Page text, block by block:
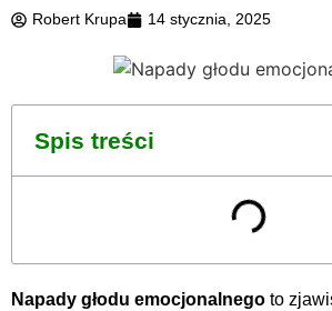
Robert Krupa 14 stycznia, 2025
Spis treści
Napady głodu emocjonalnego to